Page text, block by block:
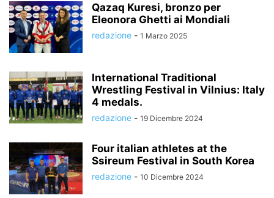
Qazaq Kuresi, bronzo per
Eleonora Ghetti ai Mondiali
redazione - 1 Marzo 2025
International Traditional
Wrestling Festival in Vilnius: Italy
4 medals.
redazione - 19 Dicembre 2024
Four italian athletes at the
Ssireum Festival in South Korea
redazione - 10 Dicembre 2024